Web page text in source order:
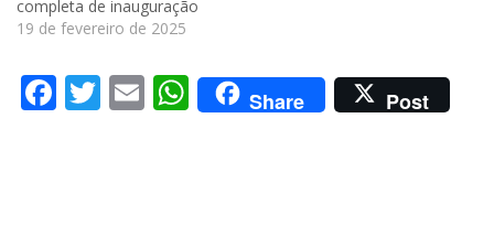
completa de inauguração
19 de fevereiro de 2025
Facebook
Twitter
EmailWhatsApp
Share Post